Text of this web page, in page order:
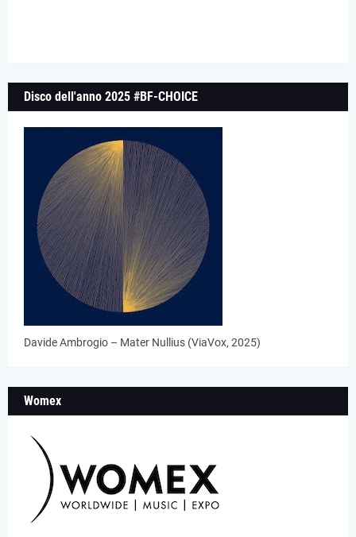
Disco dell'anno 2025 #BF-CHOICE
Davide Ambrogio – Mater Nullius (ViaVox, 2025)
Womex